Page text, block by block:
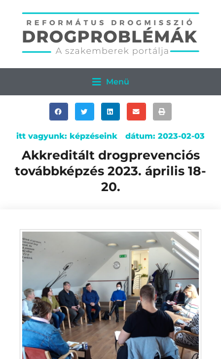
Menü
itt vagyunk: képzéseink dátum: 2023-02-03
Akkreditált drogprevenciós
továbbképzés 2023. április 18-
20.